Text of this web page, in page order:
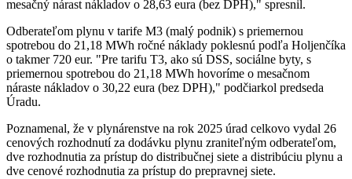
mesačný nárast nákladov o 28,63 eura (bez DPH)," spresnil.
Odberateľom plynu v tarife M3 (malý podnik) s priemernou
spotrebou do 21,18 MWh ročné náklady poklesnú podľa Holjenčíka
o takmer 720 eur. "Pre tarifu T3, ako sú DSS, sociálne byty, s
priemernou spotrebou do 21,18 MWh hovoríme o mesačnom
náraste nákladov o 30,22 eura (bez DPH)," podčiarkol predseda
Úradu.
Poznamenal, že v plynárenstve na rok 2025 úrad celkovo vydal 26
cenových rozhodnutí za dodávku plynu zraniteľným odberateľom,
dve rozhodnutia za prístup do distribučnej siete a distribúciu plynu a
dve cenové rozhodnutia za prístup do prepravnej siete.